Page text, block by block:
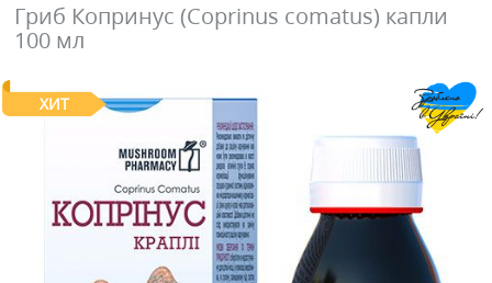
Гриб Копринус (Coprinus comatus) капли
100 мл
ХИТ